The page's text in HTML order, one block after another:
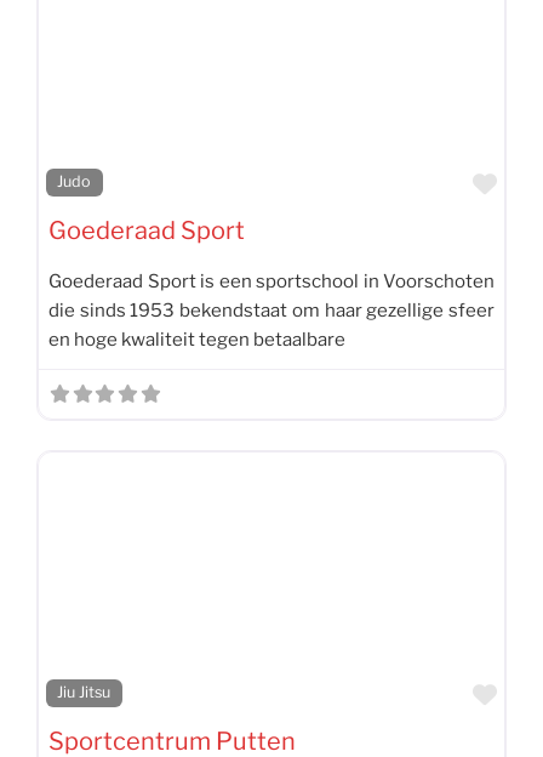
Judo
Goederaad Sport
Goederaad Sport is een sportschool in Voorschoten
die sinds 1953 bekendstaat om haar gezellige sfeer
en hoge kwaliteit tegen betaalbare
Jiu Jitsu
Sportcentrum Putten